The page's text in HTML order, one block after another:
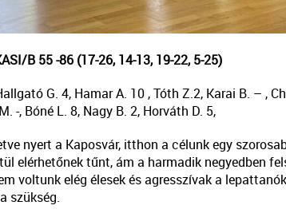
B 55 -86 (17-26, 14-13, 19-22, 5-25)
G. 4, Hamar A. 10 , Tóth Z.2, Karai B. – ,
-, Bóné L. 8, Nagy B. 2, Horváth D. 5,
nyert a Kaposvár, itthon a célunk egy
elérhetőnek tűnt, ám a harmadik negyedben
voltunk elég élesek és agresszívak a
szükség.